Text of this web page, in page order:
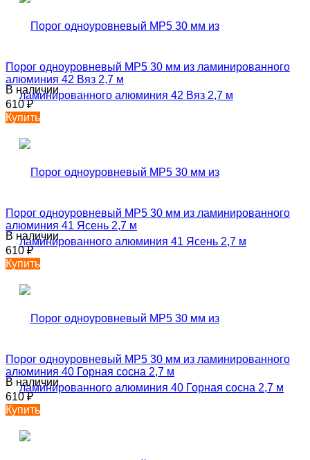
Порог одноуровневый MP5 30 мм из ламинированного
алюминия 42 Вяз 2,7 м
В наличии
610₽
Купить
Порог одноуровневый MP5 30 мм из ламинированного
алюминия 41 Ясень 2,7 м
В наличии
610₽
Купить
Порог одноуровневый MP5 30 мм из ламинированного
алюминия 40 Горная сосна 2,7 м
В наличии
610₽
Купить